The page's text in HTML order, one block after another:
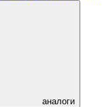
аналоги